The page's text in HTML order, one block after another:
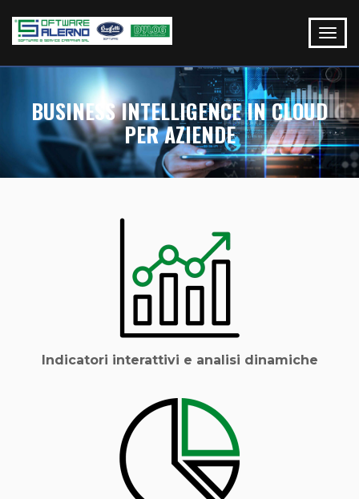
BUSINESS INTELLIGENCE IN CLOUD
PER AZIENDE
Indicatori interattivi e analisi dinamiche